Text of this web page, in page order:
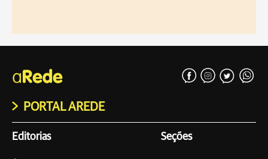
PORTAL AREDE
Editorias Seções